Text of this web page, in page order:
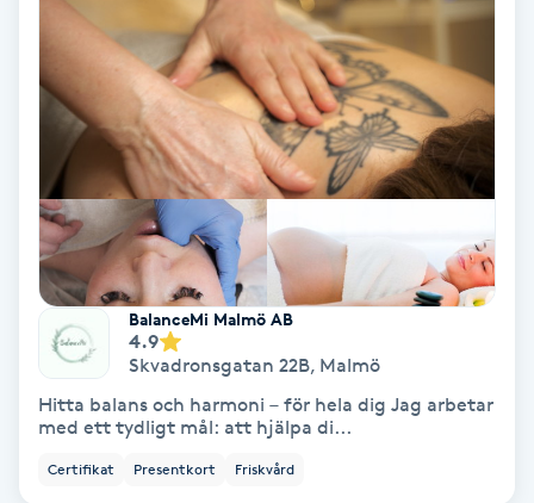
Fransfärgning
Fransförlängning
Fransförlängning Megavolym
Fransförlängning Volym
Fransk manikyr
Fransrengöring
Frekvensterapi
BalanceMi Malmö AB
4.9
Skvadronsgatan 22B, Malmö
Hitta balans och harmoni – för hela dig Jag arbetar
med ett tydligt mål: att hjälpa di...
Certifikat Presentkort Friskvård